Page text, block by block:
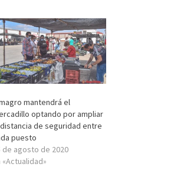
mantendrá el
optando por ampliar
de seguridad entre
puesto
de agosto de 2020
«Actualidad»